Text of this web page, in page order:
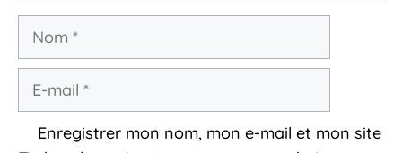
Nom
Enregistrer mon nom, mon e-mail et mon site